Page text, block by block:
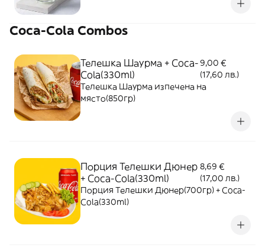
Coca-Cola Combos
Телешка Шаурма + Coca-
Cola(330ml)
9,00 €
(17,60 лв.)
Телешка Шаурма изпечена на
място(850гр)
Порция Телешки Дюнер
+ Coca-Cola(330ml)
8,69 €
(17,00 лв.)
Порция Телешки Дюнер(700гр) + Coca-
Cola(330ml)